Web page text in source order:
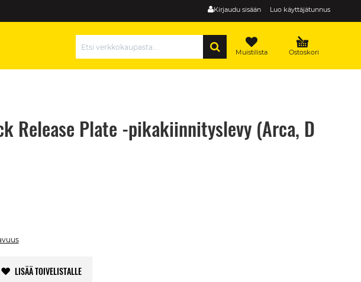
Kirjaudu sisään Luo käyttäjätunnus
Ostoskori
Muistilista
Release Plate -pikakiinnityslevy (Arca, D
LISÄÄ TOIVELISTALLE